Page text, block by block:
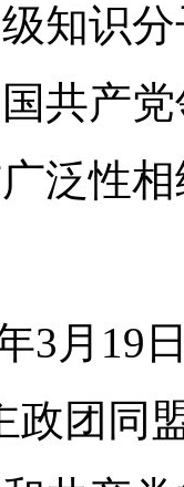
知识
共产
泛性
3月19
政团同